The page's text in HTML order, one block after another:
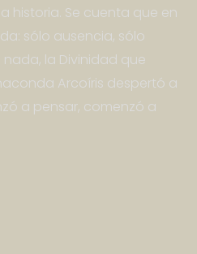
historia. Se cuenta que en
sólo ausencia, sólo
la Divinidad que
Arcoíris despertó a
a pensar, comenzó a